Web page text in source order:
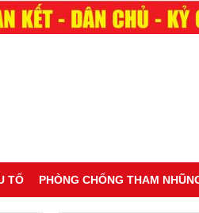
TỐ PHÒNG CHỐNG THAM